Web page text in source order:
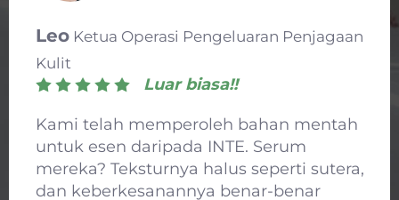
Stella Pengarah Pembelian Rantai
Penjagaan Kulit
Luar biasa!!
Bagi rantai runcit penjagaan kulit kami,
masker daripada INTE menjadi magnet
bagi pelanggan. Kawalan kualiti dalam
pengeluaran masker mereka sangat